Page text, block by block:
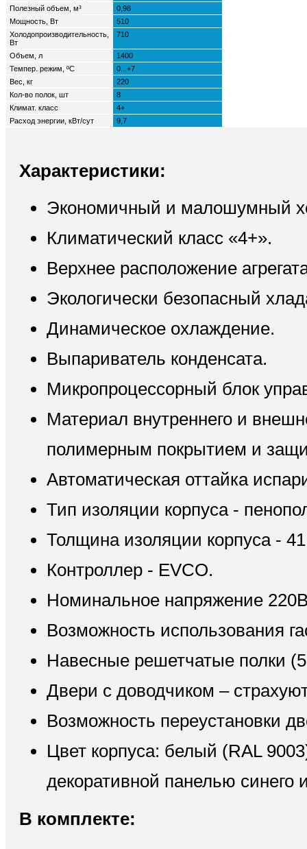
Полезный объем, м³
0,98
Мощность, Вт
510
Холодопроизводительность,
Вт
710
Объем, л
1400
Темпер. режим, ºС
0...+7
Вес, кг
220
Кол-во полок, шт
8
Климат. класс
4+
Расход энергии, кВт/сут
9,7
Характеристики:
Экономичный и малошумный
Климатический класс «4+».
Верхнее расположение
Экологически безопасный
Динамическое охлаждение.
Выпариватель конденсата.
Микропроцессорный блок
Материал внутреннего и
полимерным покрытием и
Автоматическая оттайка
Тип изоляции корпуса -
Толщина изоляции корпуса -
Контроллер - EVCO.
Номинальное напряжение
Возможность использования
Навесные решетчатые полки
Двери с доводчиком –
Возможность переустановки
Цвет корпуса: белый (RAL
декоративной панелью синего
В комплекте: